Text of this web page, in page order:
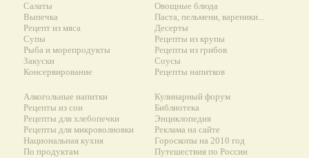
Салаты
Выпечка
Рецепт из мяса
Супы
Рыба и морепродукты
Закуски
Консервирование
Овощные блюда
Паста, пельмени, вареники...
Десерты
Рецепты из крупы
Рецепты из грибов
Соусы
Рецепты напитков
Алкогольные напитки
Рецепты из сои
Рецепты для хлебопечки
Рецепты для микроволновки
Национальная кухня
По продуктам
Кулинарный форум
Библиотека
Энциклопедия
Реклама на сайте
Гороскопы на 2010 год
Путешествия по России